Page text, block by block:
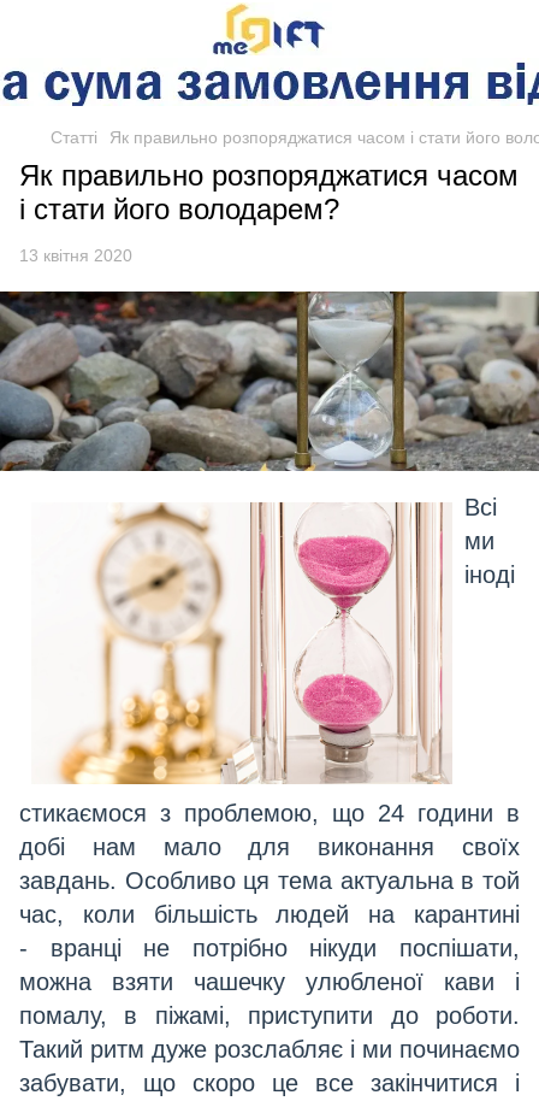
Статті Як правильно розпоряджатися часом і стати його
Як правильно розпоряджатися часом
і стати його володарем?
13 квітня 2020
Всі
ми
іноді
стикаємося з проблемою, що 24 години в
добі нам мало для виконання своїх
завдань. Особливо ця тема актуальна в той
час, коли більшість людей на карантині
- вранці не потрібно нікуди поспішати,
можна взяти чашечку улюбленої кави і
помалу, в піжамі, приступити до роботи.
Такий ритм дуже розслабляє і ми починаємо
забувати, що скоро це все закінчитися і